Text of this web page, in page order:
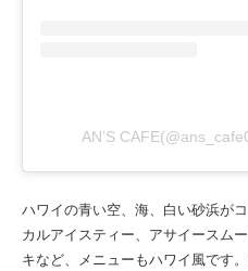
AN’S
ハワイの青い空、海、白い砂浜が
カルアイスティー、アサイースム
キなど、メニューもハワイ風です